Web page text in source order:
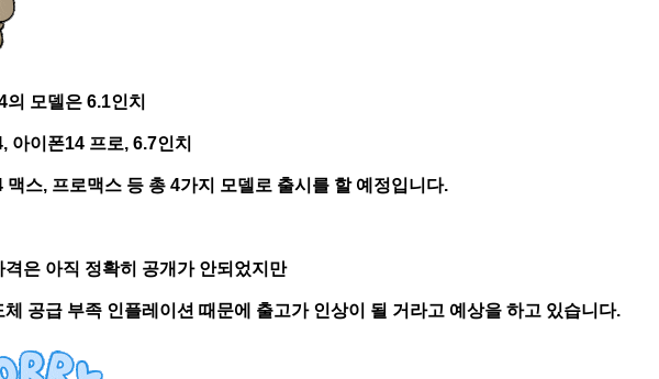
의 모델은 6.1인치
아이폰14 프로, 6.7인치
맥스, 프로맥스 등 총 4가지 모델로 출시를 할 예정입니다.
격은 아직 정확히 공개가 안되었지만
체 공급 부족 인플레이션 때문에 출고가 인상이 될 거라고 예상을 하고 있습니다.